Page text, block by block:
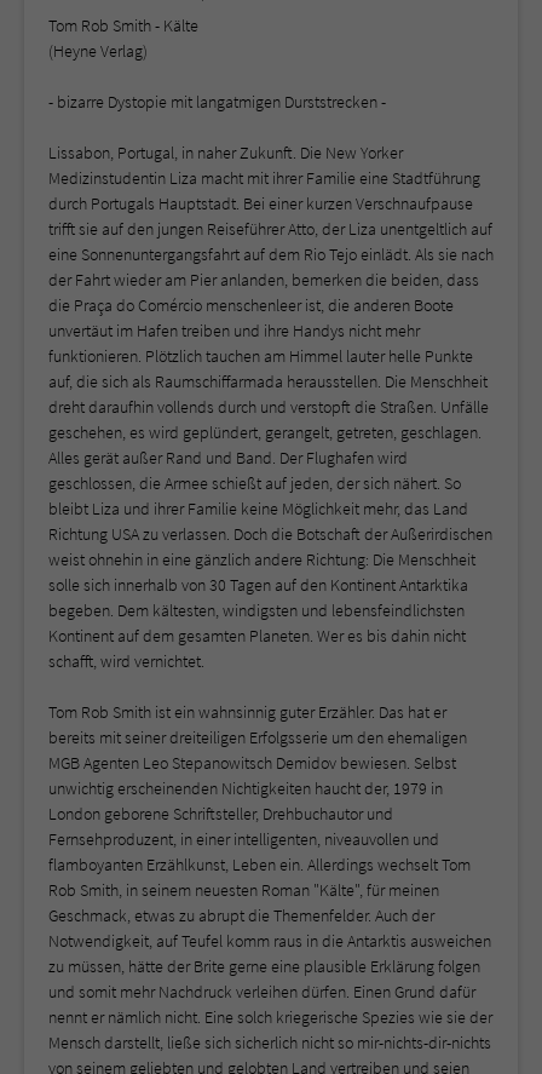
Tom Rob Smith - Kälte
(Heyne Verlag)
- bizarre Dystopie mit langatmigen Durststrecken -
Lissabon, Portugal, in naher Zukunft. Die New Yorker
Medizinstudentin Liza macht mit ihrer Familie eine Stadtführung
durch Portugals Hauptstadt. Bei einer kurzen Verschnaufpause
trifft sie auf den jungen Reiseführer Atto, der Liza unentgeltlich auf
eine Sonnenuntergangsfahrt auf dem Rio Tejo einlädt. Als sie nach
der Fahrt wieder am Pier anlanden, bemerken die beiden, dass
die Praça do Comércio menschenleer ist, die anderen Boote
unvertäut im Hafen treiben und ihre Handys nicht mehr
funktionieren. Plötzlich tauchen am Himmel lauter helle Punkte
auf, die sich als Raumschiffarmada herausstellen. Die Menschheit
dreht daraufhin vollends durch und verstopft die Straßen. Unfälle
geschehen, es wird geplündert, gerangelt, getreten, geschlagen.
Alles gerät außer Rand und Band. Der Flughafen wird
geschlossen, die Armee schießt auf jeden, der sich nähert. So
bleibt Liza und ihrer Familie keine Möglichkeit mehr, das Land
Richtung USA zu verlassen. Doch die Botschaft der Außerirdischen
weist ohnehin in eine gänzlich andere Richtung: Die Menschheit
solle sich innerhalb von 30 Tagen auf den Kontinent Antarktika
begeben. Dem kältesten, windigsten und lebensfeindlichsten
Kontinent auf dem gesamten Planeten. Wer es bis dahin nicht
schafft, wird vernichtet.
Tom Rob Smith ist ein wahnsinnig guter Erzähler. Das hat er
bereits mit seiner dreiteiligen Erfolgsserie um den ehemaligen
MGB Agenten Leo Stepanowitsch Demidov bewiesen. Selbst
unwichtig erscheinenden Nichtigkeiten haucht der, 1979 in
London geborene Schriftsteller, Drehbuchautor und
Fernsehproduzent, in einer intelligenten, niveauvollen und
flamboyanten Erzählkunst, Leben ein. Allerdings wechselt Tom
Rob Smith, in seinem neuesten Roman "Kälte", für meinen
Geschmack, etwas zu abrupt die Themenfelder. Auch der
Notwendigkeit, auf Teufel komm raus in die Antarktis ausweichen
zu müssen, hätte der Brite gerne eine plausible Erklärung folgen
und somit mehr Nachdruck verleihen dürfen. Einen Grund dafür
nennt er nämlich nicht. Eine solch kriegerische Spezies wie sie der
Mensch darstellt, ließe sich sicherlich nicht so mir-nichts-dir-nichts
von seinem geliebten und gelobten Land vertreiben und seien